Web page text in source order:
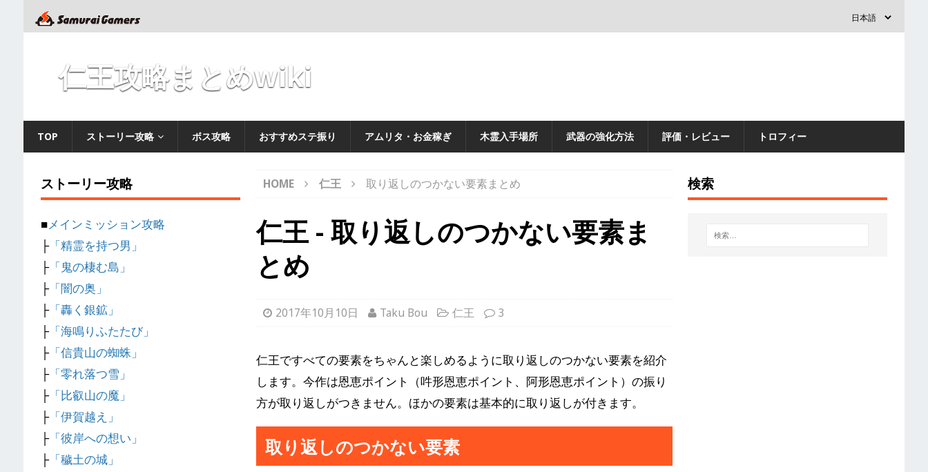
仁王攻略まとめwiki
TOP ストーリー攻略 ボス攻略 おすすめステ振り アムリタ・お金稼ぎ 木霊入手場所 武器の強化方法 評価・レビュー トロフィー
HOME 仁王 取り返しのつかない要素まとめ
仁王 - 取り返しのつかない要素ま
とめ
2017年10月10日 Taku Bou 仁王 3
仁王ですべての要素をちゃんと楽しめるように取り返しのつかない要素を紹介
します。今作は恩恵ポイント（吽形恩恵ポイント、阿形恩恵ポイント）の振り
方が取り返しがつきません。ほかの要素は基本的に取り返しが付きます。
取り返しのつかない要素
ストーリー攻略
■メインミッション攻略
├「精霊を持つ男」
├「鬼の棲む島」
├「闇の奥」
├「轟く銀鉱」
├「海鳴りふたたび」
├「信貴山の蜘蛛」
├「零れ落つ雪」
├「比叡山の魔」
├「伊賀越え」
├「彼岸への想い」
├「穢土の城」
検索